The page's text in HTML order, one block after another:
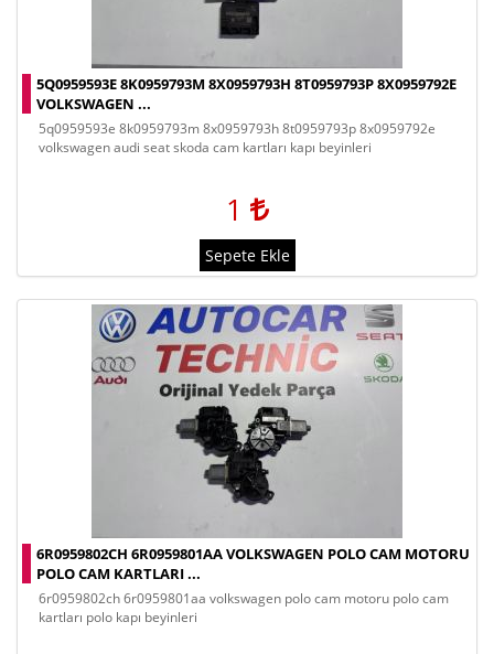
5Q0959593E 8K0959793M 8X0959793H 8T0959793P 8X0959792E
VOLKSWAGEN ...
5q0959593e 8k0959793m 8x0959793h 8t0959793p 8x0959792e
volkswagen audi seat skoda cam kartları kapı beyinleri
1
Sepete Ekle
6R0959802CH 6R0959801AA VOLKSWAGEN POLO CAM MOTORU
POLO CAM KARTLARI ...
6r0959802ch 6r0959801aa volkswagen polo cam motoru polo cam
kartları polo kapı beyinleri